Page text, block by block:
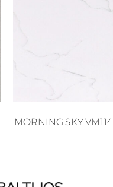
MORNING SKY VM114